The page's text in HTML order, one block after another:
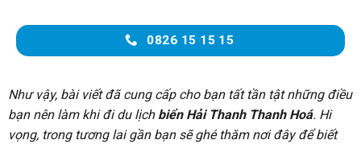
0826 15 15 15
Như vậy, bài viết đã cung cấp cho bạn tất tần tật những điều
bạn nên làm khi đi du lịch biển Hải Thanh Thanh Hoá. Hi
vọng, trong tương lai gần bạn sẽ ghé thăm nơi đây để biết